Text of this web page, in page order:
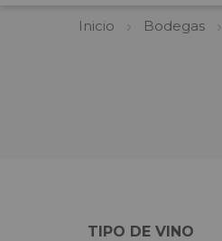
Inicio Bodegas
TIPO DE VINO